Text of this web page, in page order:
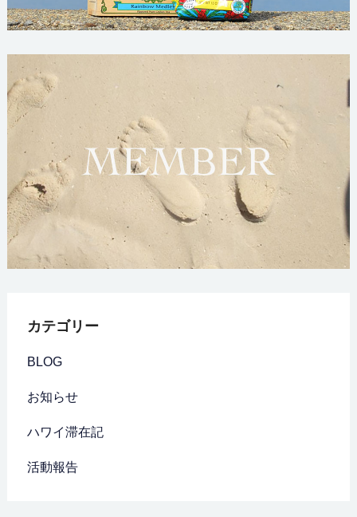
カテゴリー
BLOG
お知らせ
ハワイ滞在記
活動報告